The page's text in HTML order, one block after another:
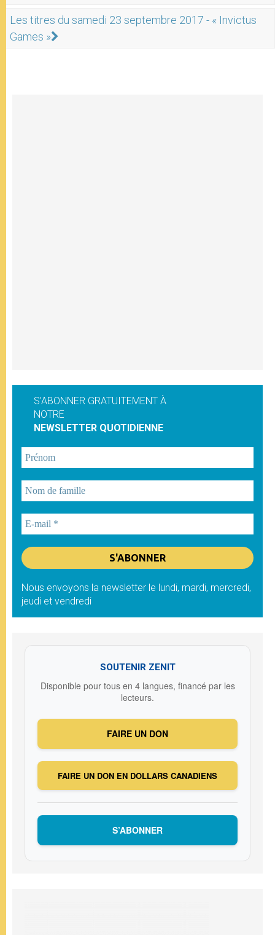
Les titres du samedi 23 septembre 2017 - « Invictus
Games »
S'ABONNER GRATUITEMENT À
NOTRE
NEWSLETTER QUOTIDIENNE
Nous envoyons la newsletter le lundi, mardi, mercredi,
jeudi et vendredi
SOUTENIR ZENIT
Disponible pour tous en 4 langues, financé par les
lecteurs.
FAIRE UN DON
FAIRE UN DON EN DOLLARS CANADIENS
S’ABONNER